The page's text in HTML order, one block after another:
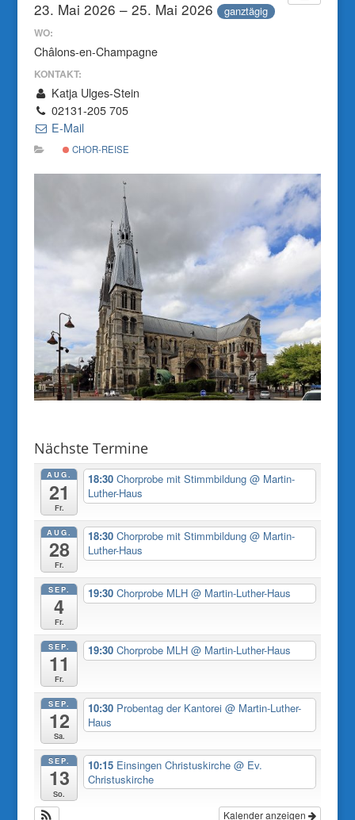
23. Mai 2026 – 25. Mai 2026 ganztägig
WO:
Châlons-en-Champagne
KONTAKT:
Katja Ulges-Stein
02131-205 705
E-Mail
CHOR-REISE
Nächste Termine
AUG.
21
Fr.
18:30Chorprobe mit Stimmbildung@ Martin-
Luther-Haus
AUG.
28
Fr.
18:30Chorprobe mit Stimmbildung@ Martin-
Luther-Haus
SEP.
4
Fr.
19:30Chorprobe MLH@ Martin-Luther-Haus
SEP.
11
Fr.
19:30Chorprobe MLH@ Martin-Luther-Haus
SEP.
12
Sa.
10:30 Probentag der Kantorei@ Martin-Luther-
Haus
SEP.
13
So.
10:15 Einsingen Christuskirche@ Ev.
Christuskirche
Kalender anzeigen